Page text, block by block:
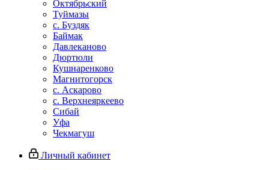
Октябрьский
Туймазы
c. Буздяк
Баймак
Давлеканово
Дюртюли
Кушнаренково
Магнитогорск
с. Аскарово
с. Верхнеяркеево
Сибай
Уфа
Чекмагуш
Личный кабинет